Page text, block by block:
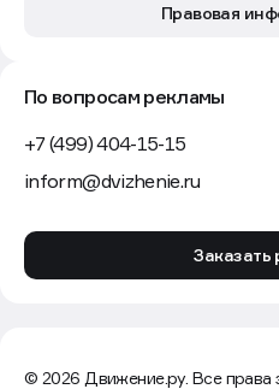
Правовая
По вопросам рекламы
+7 (499) 404-15-15
inform@dvizhenie.ru
Заказать
© 2026 Движение.ру. Все права